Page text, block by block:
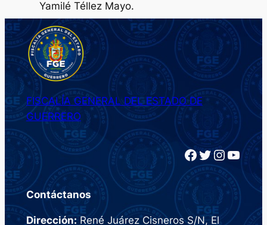
Yamilé Téllez Mayo.
FISCALÍA GENERAL DEL ESTADO DE
GUERRERO
Facebook Twitter InstagramYouTube
Contáctanos
Dirección: René Juárez Cisneros S/N, El